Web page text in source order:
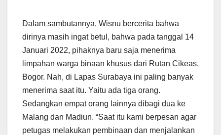
Dalam sambutannya, Wisnu bercerita bahwa
dirinya masih ingat betul, bahwa pada tanggal 14
Januari 2022, pihaknya baru saja menerima
limpahan warga binaan khusus dari Rutan Cikeas,
Bogor. Nah, di Lapas Surabaya ini paling banyak
menerima saat itu. Yaitu ada tiga orang.
Sedangkan empat orang lainnya dibagi dua ke
Malang dan Madiun. “Saat itu kami berpesan agar
petugas melakukan pembinaan dan menjalankan